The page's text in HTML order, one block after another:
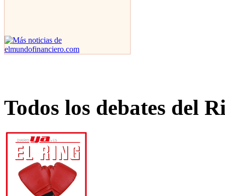
Todos los debates del